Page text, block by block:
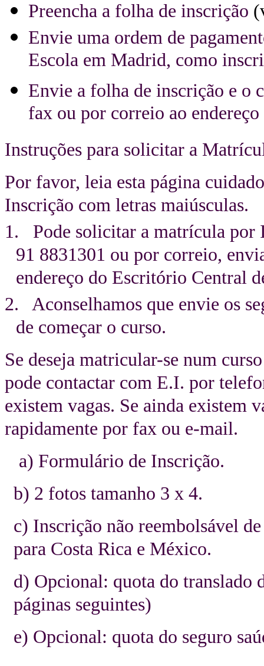
Preencha a folha de inscrição
Envie uma ordem de
Escola em Madrid, como
Envie a folha de inscrição e o
fax ou por correio ao
Instruções para solicitar a
Por favor, leia esta página
Inscrição com letras maiúsculas.
1. Pode solicitar a matrícula por
91 8831301 ou por correio,
endereço do Escritório Central
2. Aconselhamos que envie os
de começar o curso.
Se deseja matricular-se num
pode contactar com E.I. por
existem vagas. Se ainda existem
rapidamente por fax ou e-mail.
a) Formulário de Inscrição.
b) 2 fotos tamanho 3 x 4.
c) Inscrição não reembolsável
para Costa Rica e México.
d) Opcional: quota do translado
páginas seguintes)
e) Opcional: quota do seguro